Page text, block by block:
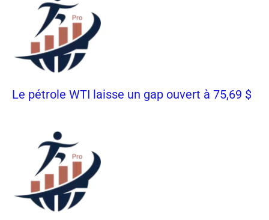
Le pétrole WTI laisse un gap ouvert à 75,69 $